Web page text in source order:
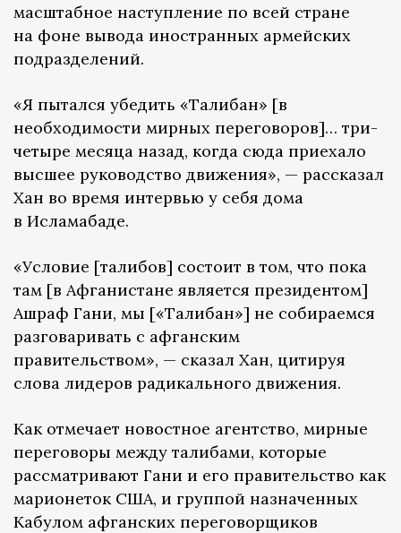
масштабное наступление по всей стране
на фоне вывода иностранных армейских
подразделений.
«Я пытался убедить «Талибан» [в
необходимости мирных переговоров]… три-
четыре месяца назад, когда сюда приехало
высшее руководство движения», — рассказал
Хан во время интервью у себя дома
в Исламабаде.
«Условие [талибов] состоит в том, что пока
там [в Афганистане является президентом]
Ашраф Гани, мы [«Талибан»] не собираемся
разговаривать с афганским
правительством», — сказал Хан, цитируя
слова лидеров радикального движения.
Как отмечает новостное агентство, мирные
переговоры между талибами, которые
рассматривают Гани и его правительство как
марионеток США, и группой назначенных
Кабулом афганских переговорщиков